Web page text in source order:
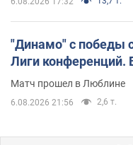
"Динамо" с победы
Лиги конференций.
Матч прошел в Люблине
6.08.2026 21:56 2,6 т.